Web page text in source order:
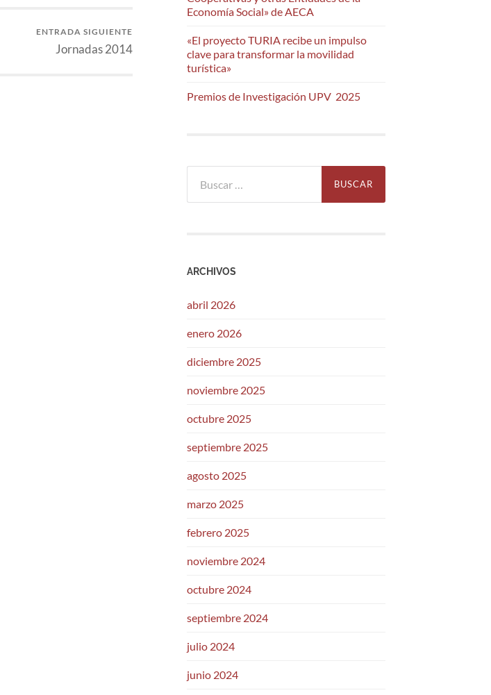
ENTRADA SIGUIENTE
Jornadas 2014
Economía Social» de AECA
«El proyecto TURIA recibe un impulso
clave para transformar la movilidad
turística»
Premios de Investigación UPV 2025
ARCHIVOS
abril 2026
enero 2026
diciembre 2025
noviembre 2025
octubre 2025
septiembre 2025
agosto 2025
marzo 2025
febrero 2025
noviembre 2024
octubre 2024
septiembre 2024
julio 2024
junio 2024